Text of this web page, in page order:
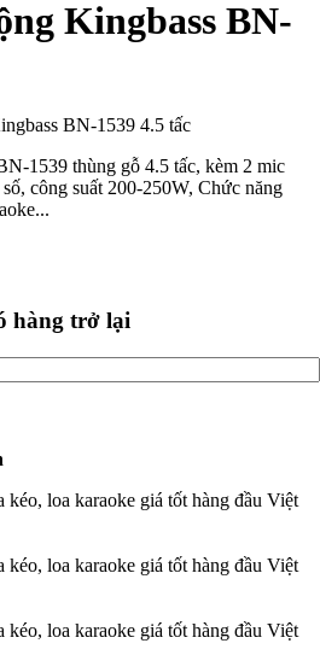
Kingbass BN-
1539 thùng gỗ 4.5 tấc, kèm 2 mic
công suất 200-250W, Chức năng
hàng trở lại